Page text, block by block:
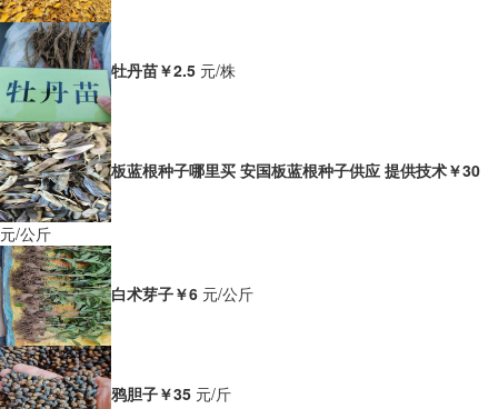
牡丹苗￥2.5 元/株
板蓝根种子哪里买 安国板蓝根种子供应 提供技术￥30
元/公斤
白术芽子￥6 元/公斤
鸦胆子￥35 元/斤